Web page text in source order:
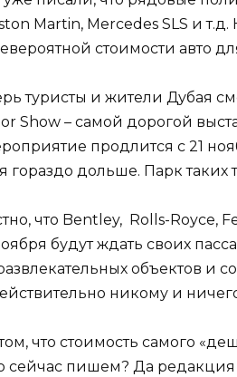
Martin, Mercedes SLS и
стоимости авто
туристы и жители Дубая
Show – самой дорогой
продлится с 21
гораздо дольше. Парк таких
что Bentley, Rolls-Royce,
будут ждать своих
объектов и
никому и
что стоимость самого
сейчас пишем? Да редакция